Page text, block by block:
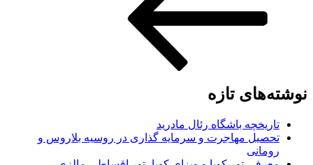
تازه
باشگاه رئال مادرید
مهاجرت و سرمایه گذاری در روسیه بلاروس و